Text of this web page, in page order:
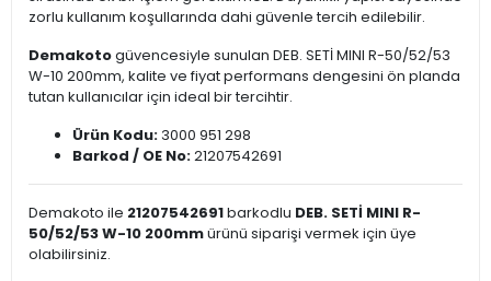
zorlu kullanım koşullarında dahi güvenle tercih edilebilir.
Demakotogüvencesiyle sunulan DEB. SETİ MINI R-50/52/53
W-10 200mm, kalite ve fiyat performans dengesini ön planda
tutan kullanıcılar için ideal bir tercihtir.
Ürün Kodu:3000 951 298
Barkod / OE No:21207542691
Demakoto ile 21207542691barkodlu DEB. SETİ MINI R-
50/52/53 W-10 200mmürünü siparişi vermek için üye
olabilirsiniz.